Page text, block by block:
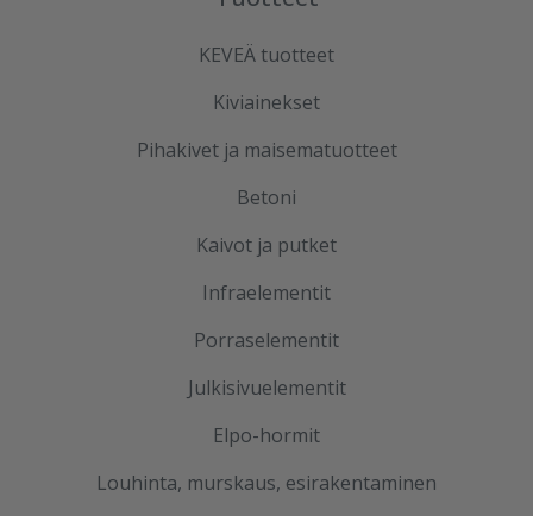
KEVEÄ tuotteet
Kiviainekset
Pihakivet ja maisematuotteet
Betoni
Kaivot ja putket
Infraelementit
Porraselementit
Julkisivuelementit
Elpo-hormit
Louhinta, murskaus, esirakentaminen